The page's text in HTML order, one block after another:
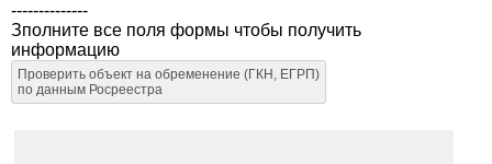
--------------
Зполните все поля формы чтобы получить
информацию
Проверить объект на обременение (ГКН, ЕГРП)
по данным Росреестра